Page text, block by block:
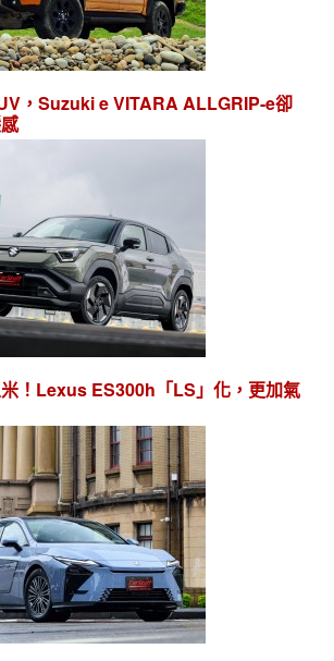
，Suzuki e VITARA ALLGRIP-e卻
！Lexus ES300h「LS」化，更加氣